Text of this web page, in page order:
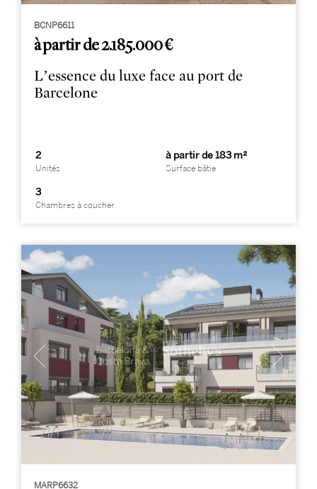
BCNP6611
à partir de 2.185.000 €
L’essence du luxe face au port de
Barcelone
2
Unités
à partir de 183 m²
Surface bâtie
3
Chambres à coucher
MARP6632